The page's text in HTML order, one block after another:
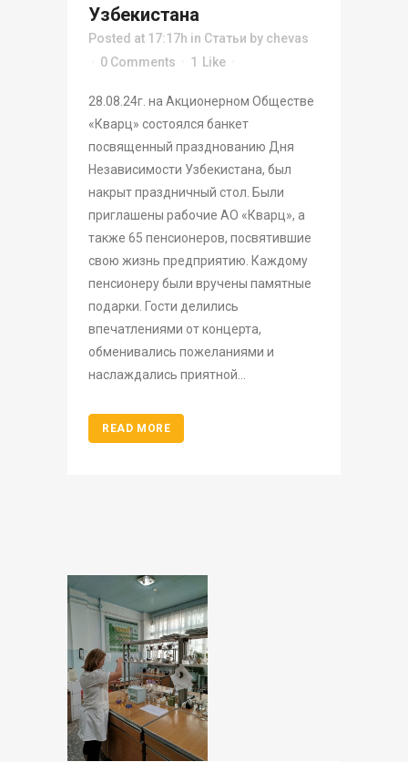
Узбекистана
Posted at 17:17h in Статьи by chevas
0 Comments
1 Like
28.08.24г. на Акционерном Обществе
«Кварц» состоялся банкет
посвященный празднованию Дня
Независимости Узбекистана, был
накрыт праздничный стол. Были
приглашены рабочие АО «Кварц», а
также 65 пенсионеров, посвятившие
свою жизнь предприятию. Каждому
пенсионеру были вручены памятные
подарки. Гости делились
впечатлениями от концерта,
обменивались пожеланиями и
наслаждались приятной...
READ MORE